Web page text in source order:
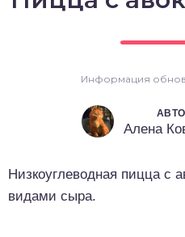
Информация
Алена
Низкоуглеводная пицца с
видами сыра.